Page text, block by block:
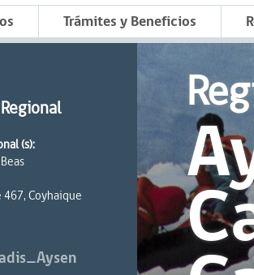
Trámites y Beneficios
(s):
Coyhaique